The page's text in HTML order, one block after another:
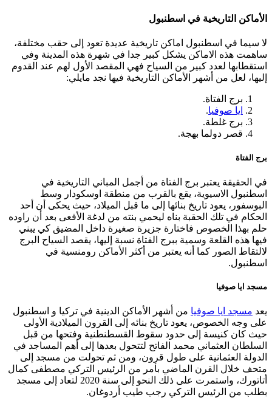
الأماكن التاريخية في اسطنبول
لا سيما في اسطنبول اماكن تاريخية عديدة تعود إلى حقب مختلفة،
ساهمت هذه الاماكن يشكل كبير جدا في شهرة هذه المدينة وفي
استقطابها لعدد كبير من السياح فهي المقصد الأول لهم عند القدوم
إليها، لعل من أشهر الأماكن التاريخية فيها نجد مايلي:
برج الفتاة.
ايا صوفيا.
برج غلطة.
قصر دولما بهجة.
برج الفتاة
في الحقيقة يعتبر برج الفتاة من أجمل المباني التاريخية في
اسطنبول الاسيوية، يقع بالقرب من منطقة اوسكودار وسط
البوسفور، يعود تاريخ بنائها إلى ما قبل الميلاد، حيث يحكى أن أحد
الحكام في تلك الحقبة بناه ليحمي بنته من لدغة الأفعى بعد أن راوده
حلم بهذا الخصوص فاختارة جزيرة صغيرة داخل المضيق كي يبني
فيها هذه القلعة وسمية ببرج الفتاة نسبة إليها، يقصد السياح البرج
لالتقاط الصور كما أنه يعتبر من أكثر الأماكن رومنسية في
اسطنبول.
مسجد ايا صوفيا
يعد مسجد ايا صوفيا من أشهر الأماكن الدينية في تركيا و اسطنبول
على وجه الخصوص، يعود تاريخ بنائه إلى القرون الميلادية الأولى
حيث كان كنيسة إلى حدود سقوط القسطنطنية وفتحها من قبل
السلطان العثماني محمد الفاتح لتتحول بعدها إلى أهم المساجد في
الدولة العثمانية على طول قرون، ومن ثم تحولت من مسجد إلى
متحف خلال القرن الماضي بأمر من الرئيس التركي مصطفى كمال
أتاتورك، واستمرت على ذلك النحو إلى سنة 2020 لتعاد إلى مسجد
بطلب من الرئيس التركي رجب طيب أردوغان.